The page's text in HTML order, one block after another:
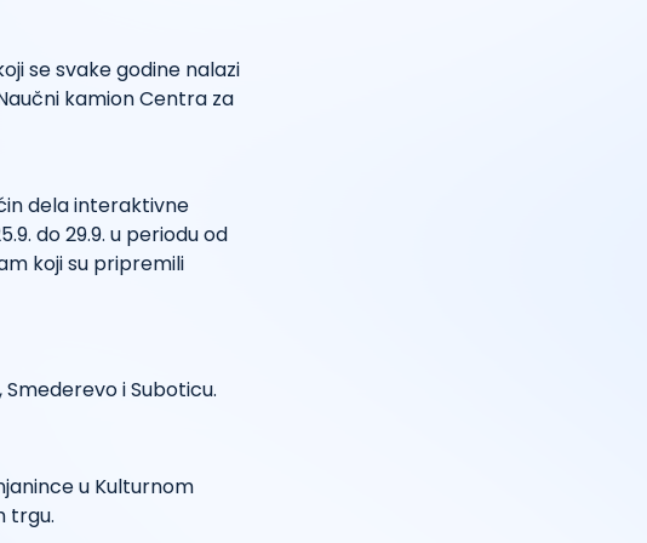
se svake godine nalazi
kamion Centra za
dela interaktivne
do 29.9. u periodu od
koji su pripremili
i Suboticu.
u Kulturnom
trgu.